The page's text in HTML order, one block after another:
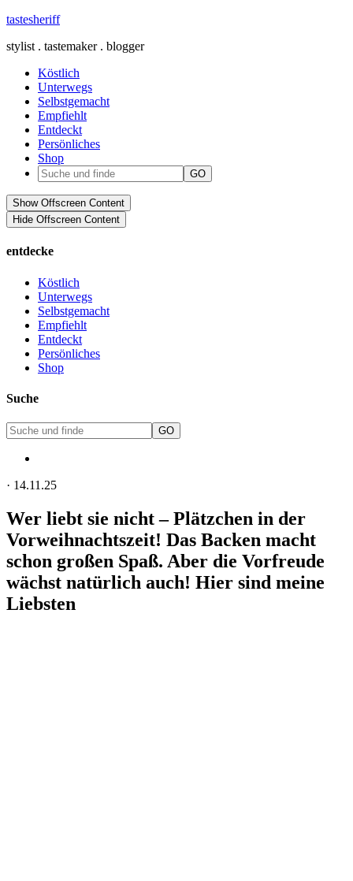
tastesheriff
stylist . tastemaker . blogger
Köstlich
Unterwegs
Selbstgemacht
Empfiehlt
Entdeckt
Persönliches
Shop
Show Offscreen Content
Hide Offscreen Content
entdecke
Köstlich
Unterwegs
Selbstgemacht
Empfiehlt
Entdeckt
Persönliches
Shop
Suche
· 14.11.25
Wer liebt sie nicht – Plätzchen in der
Vorweihnachtszeit! Das Backen macht
schon großen Spaß. Aber die Vorfreude
wächst natürlich auch! Hier sind meine
Liebsten